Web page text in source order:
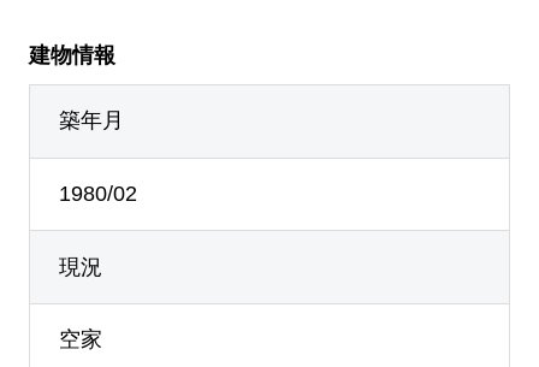
建物情報
築年月
1980/02
現況
空家